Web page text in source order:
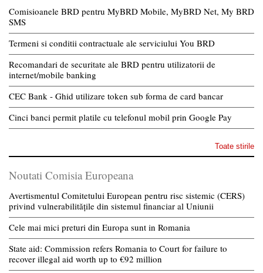
Comisioanele BRD pentru MyBRD Mobile, MyBRD Net, My BRD
SMS
Termeni si conditii contractuale ale serviciului You BRD
Recomandari de securitate ale BRD pentru utilizatorii de
internet/mobile banking
CEC Bank - Ghid utilizare token sub forma de card bancar
Cinci banci permit platile cu telefonul mobil prin Google Pay
Toate stirile
Noutati Comisia Europeana
Avertismentul Comitetului European pentru risc sistemic (CERS)
privind vulnerabilitățile din sistemul financiar al Uniunii
Cele mai mici preturi din Europa sunt in Romania
State aid: Commission refers Romania to Court for failure to
recover illegal aid worth up to €92 million